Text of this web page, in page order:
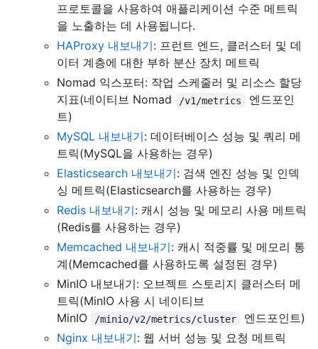
프로토콜을 사용하여 애플리케이션 수준 메트릭
을 노출하는 데 사용됩니다.
HAProxy 내보내기: 프런트 엔드, 클러스터 및 데
이터 계층에 대한 부하 분산 장치 메트릭
Nomad 익스포터: 작업 스케줄러 및 리소스 할당
지표(네이티브 Nomad
/v1/metrics
엔드포인
트)
MySQL 내보내기: 데이터베이스 성능 및 쿼리 메
트릭(MySQL을 사용하는 경우)
Elasticsearch 내보내기: 검색 엔진 성능 및 인덱
싱 메트릭(Elasticsearch를 사용하는 경우)
Redis 내보내기: 캐시 성능 및 메모리 사용 메트릭
(Redis를 사용하는 경우)
Memcached 내보내기: 캐시 적중률 및 메모리 통
계(Memcached를 사용하도록 설정된 경우)
MinIO 내보내기: 오브젝트 스토리지 클러스터 메
트릭(MinIO 사용 시 네이티브
MinIO
/minio/v2/metrics/cluster
엔드포인트)
Nginx 내보내기: 웹 서버 성능 및 요청 메트릭